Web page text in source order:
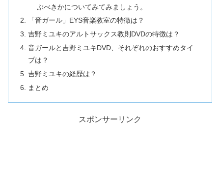
ぶべきかについてみてみましょう。
「音ガール」EYS音楽教室の特徴は？
吉野ミユキのアルトサックス教則DVDの特徴は？
音ガールと吉野ミユキDVD、それぞれのおすすめタイ
プは？
吉野ミユキの経歴は？
まとめ
スポンサーリンク